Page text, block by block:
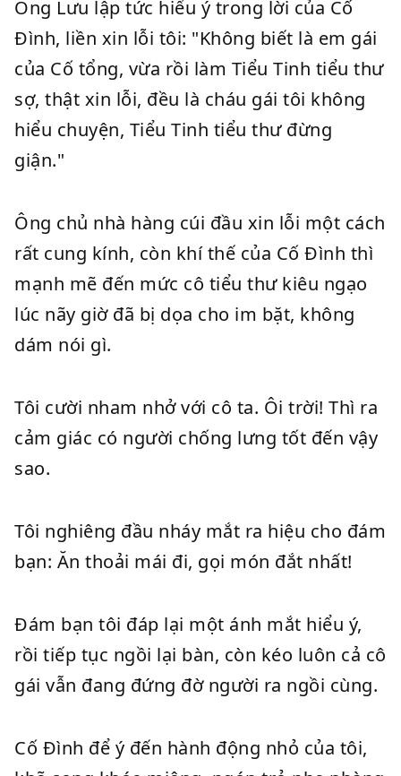
Ông Lưu lập tức hiểu ý trong lời của Cố
Đình, liền xin lỗi tôi: "Không biết là em gái
của Cố tổng, vừa rồi làm Tiểu Tinh tiểu thư
sợ, thật xin lỗi, đều là cháu gái tôi không
hiểu chuyện, Tiểu Tinh tiểu thư đừng
giận."
Ông chủ nhà hàng cúi đầu xin lỗi một cách
rất cung kính, còn khí thế của Cố Đình thì
mạnh mẽ đến mức cô tiểu thư kiêu ngạo
lúc nãy giờ đã bị dọa cho im bặt, không
dám nói gì.
Tôi cười nham nhở với cô ta. Ôi trời! Thì ra
cảm giác có người chống lưng tốt đến vậy
sao.
Tôi nghiêng đầu nháy mắt ra hiệu cho đám
bạn: Ăn thoải mái đi, gọi món đắt nhất!
Đám bạn tôi đáp lại một ánh mắt hiểu ý,
rồi tiếp tục ngồi lại bàn, còn kéo luôn cả cô
gái vẫn đang đứng đờ người ra ngồi cùng.
Cố Đình để ý đến hành động nhỏ của tôi,